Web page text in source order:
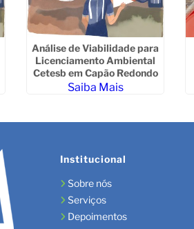
Análise de Viabilidade para
Licenciamento Ambiental
Cetesb em Capão Redondo
Saiba Mais
Institucional
Sobre nós
Serviços
Depoimentos